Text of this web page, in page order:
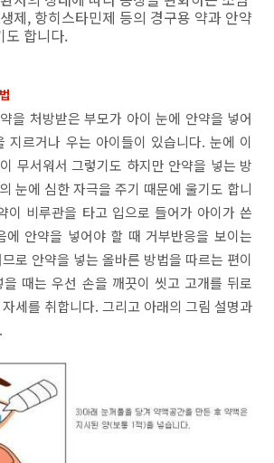
제, 항히스타민제 등의 경구용 약과 안약
도 합니다.
을 처방받은 부모가 아이 눈에 안약을 넣어
지르거나 우는 아이들이 있습니다. 눈에 이
무서워서 그렇기도 하지만 안약을 넣는 방
눈에 심한 자극을 주기 때문에 울기도 합니
이 비루관을 타고 입으로 들어가 아이가 쓴
에 안약을 넣어야 할 때 거부반응을 보이는
로 안약을 넣는 올바른 방법을 따르는 편이
때는 우선 손을 깨끗이 씻고 고개를 뒤로
세를 취합니다. 그리고 아래의 그림 설명과